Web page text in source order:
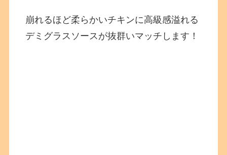
崩れるほど柔らかいチキンに高級感溢れる
デミグラスソースが抜群いマッチします！